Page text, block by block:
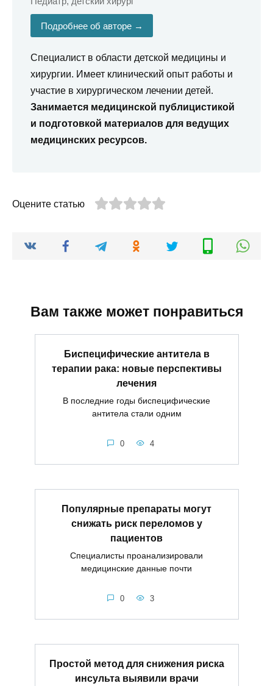
Подробнее об авторе →
Специалист в области детской медицины и
хирургии. Имеет клинический опыт работы и
участие в хирургическом лечении детей.
Занимается медицинской публицистикой
и подготовкой материалов для ведущих
медицинских ресурсов.
Оцените статью
Вам также может понравиться
Биспецифические антитела в
терапии рака: новые перспективы
лечения
В последние годы биспецифические
антитела стали одним
0 4
Популярные препараты могут
снижать риск переломов у
пациентов
Специалисты проанализировали
медицинские данные почти
0 3
Простой метод для снижения риска
инсульта выявили врачи